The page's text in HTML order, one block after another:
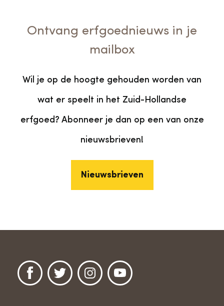
Ontvang erfgoednieuws in je
mailbox
Wil je op de hoogte gehouden worden van
wat er speelt in het Zuid-Hollandse
erfgoed? Abonneer je dan op een van onze
nieuwsbrieven!
Nieuwsbrieven